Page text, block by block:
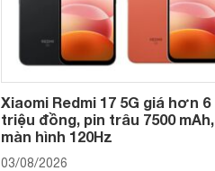
Xiaomi Redmi 17 5G giá hơn 6
triệu đồng, pin trâu 7500 mAh,
màn hình 120Hz
03/08/2026